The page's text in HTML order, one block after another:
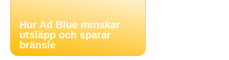
Hur Ad Blue minskar
utsläpp och sparar
bränsle